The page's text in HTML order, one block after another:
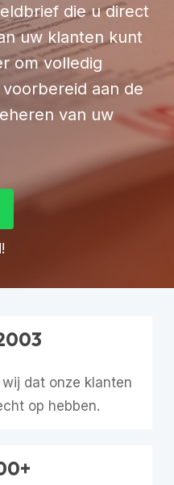
die u direct
uw klanten kunt
om volledig
aan de
van uw
dat onze klanten
op hebben.